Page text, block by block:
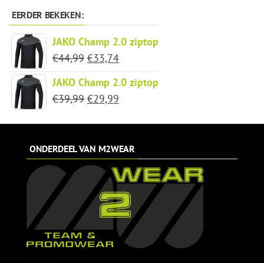
Deze
optie
kan
gekozen
worden
op
productpagina
productpagina
EERDER BEKEKEN:
JAKO Champ 2.0 ziptop
€44,99 Oorspronkelijke
was:
€44,99.
€33,74Huidige
is:
€33,74.
JAKO Champ 2.0 ziptop
€39,99 Oorspronkelijke
€39,99.
€29,99
€29,99.
ONDERDEEL VAN M2WEAR